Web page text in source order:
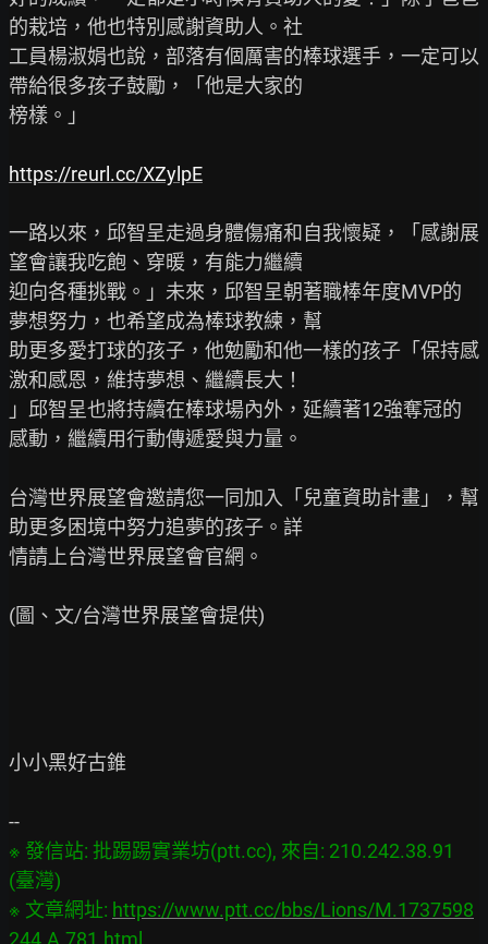
的栽培，他也特別感謝資助人。社
工員楊淑娟也說，部落有個厲害的棒球選手，一定可以
帶給很多孩子鼓勵，「他是大家的
榜樣。」
https://reurl.cc/XZylpE
一路以來，邱智呈走過身體傷痛和自我懷疑，「感謝展
望會讓我吃飽、穿暖，有能力繼續
迎向各種挑戰。」未來，邱智呈朝著職棒年度MVP的
夢想努力，也希望成為棒球教練，幫
助更多愛打球的孩子，他勉勵和他一樣的孩子「保持感
激和感恩，維持夢想、繼續長大！
」邱智呈也將持續在棒球場內外，延續著12強奪冠的
感動，繼續用行動傳遞愛與力量。
台灣世界展望會邀請您一同加入「兒童資助計畫」，幫
助更多困境中努力追夢的孩子。詳
情請上台灣世界展望會官網。
(圖、文/台灣世界展望會提供)
小小黑好古錐
※ 發信站: 批踢踢實業坊(ptt.cc), 來自: 210.242.38.91
(臺灣)
※ 文章網址: https://www.ptt.cc/bbs/Lions/M.1737598
244.A.781.html